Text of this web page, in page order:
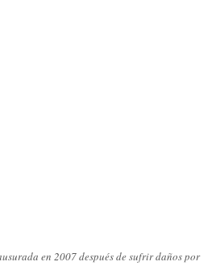
en 2007 después de sufrir daños por